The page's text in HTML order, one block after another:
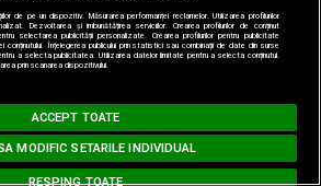
STOP
de pe un dispozitiv. Măsurarea performanței reclamelor. Utilizarea profilurilor
Dezvoltarea și îmbunătățirea serviciilor. Crearea profilurilor de conținut
selectarea publicității personalizate. Crearea profilurilor pentru publicitate
conținutului. Înțelegerea publicului prin statistici sau combinații de date din surse
a selecta publicitatea. Utilizarea datelor limitate pentru a selecta conținutul.
prin scanarea dispozitivului.
ACCEPT TOATE
RESPING TOATE
MODIFIC SETARILE INDIVIDUAL